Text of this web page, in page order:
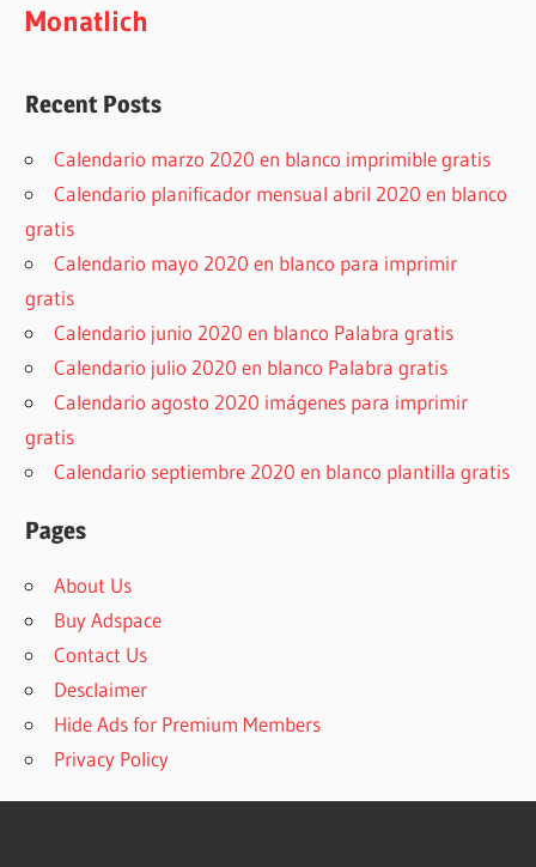
Monatlich
Recent Posts
Calendario marzo 2020 en blanco imprimible gratis
Calendario planificador mensual abril 2020 en blanco
gratis
Calendario mayo 2020 en blanco para imprimir
gratis
Calendario junio 2020 en blanco Palabra gratis
Calendario julio 2020 en blanco Palabra gratis
Calendario agosto 2020 imágenes para imprimir
gratis
Calendario septiembre 2020 en blanco plantilla gratis
Pages
About Us
Buy Adspace
Contact Us
Desclaimer
Hide Ads for Premium Members
Privacy Policy